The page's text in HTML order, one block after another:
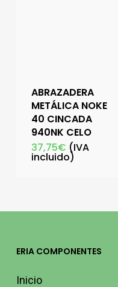
ABRAZADERA
METÁLICA NOKE
40 CINCADA
940NK CELO
37,75€ (IVA
incluido)
ERIA COMPONENTES
Inicio